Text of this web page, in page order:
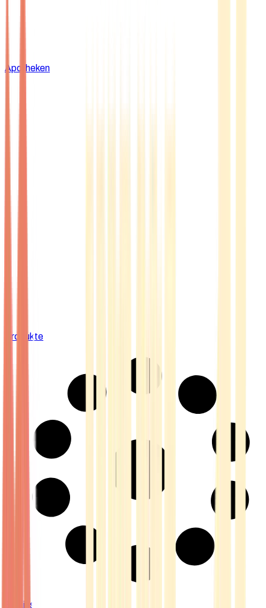
Apotheken
Produkte
Strains